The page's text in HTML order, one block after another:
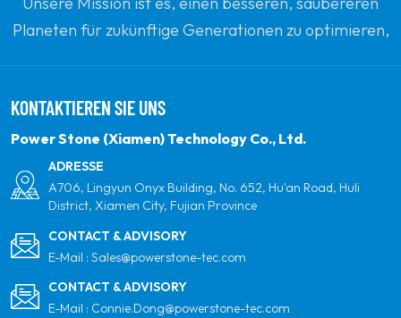
Planeten für zukünftige Generationen zu optimieren,
Energieprodukten und Ihrem vertrauenswürdigsten
globalen Partner für Qualität, Professionalität und
KONTAKTIEREN SIE UNS
Power Stone (Xiamen) Technology Co., Ltd.
ADRESSE
A706, Lingyun Onyx Building, No. 652, Hu'an Road, Huli
District, Xiamen City, Fujian Province
CONTACT & ADVISORY
E-Mail : Sales@powerstone-tec.com
CONTACT & ADVISORY
E-Mail : Connie.Dong@powerstone-tec.com